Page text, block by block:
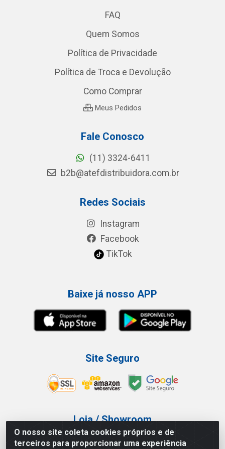
O nosso site coleta cookies próprios e de
terceiros para proporcionar uma experiência
FAQ
Quem Somos
Política de Privacidade
Política de Troca e Devolução
Como Comprar
Meus Pedidos
Fale Conosco
(11) 3324-6411
b2b@atefdistribuidora.com.br
Redes Sociais
Instagram
Facebook
TikTok
Baixe já nosso APP
Site Seguro
Loja / Showroom
Tel.: (11) 3227-0546